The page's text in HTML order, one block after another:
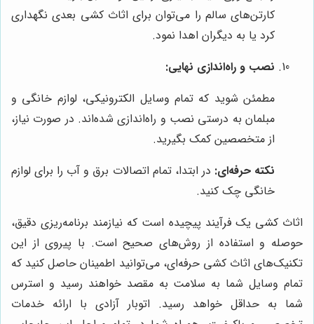
کارتن‌های سالم را می‌توان برای اثاث کشی بعدی نگهداری
کرد یا به دیگران اهدا نمود.
نصب و راه‌اندازی نهایی:
مطمئن شوید که تمام وسایل الکترونیکی، لوازم خانگی و
مبلمان به درستی نصب و راه‌اندازی شده‌اند. در صورت نیاز،
از متخصصین کمک بگیرید.
نکته حرفه‌ای: در ابتدا، تمام اتصالات برق و آب را برای لوازم
خانگی چک کنید.
اثاث کشی یک فرآیند پیچیده است که نیازمند برنامه‌ریزی دقیق،
حوصله و استفاده از روش‌های صحیح است. با پیروی از این
تکنیک‌های اثاث کشی حرفه‌ای، می‌توانید اطمینان حاصل کنید که
تمام وسایل شما به سلامت به مقصد خواهند رسید و استرس
شما به حداقل خواهد رسید. اتوبار آزادی با ارائه خدمات